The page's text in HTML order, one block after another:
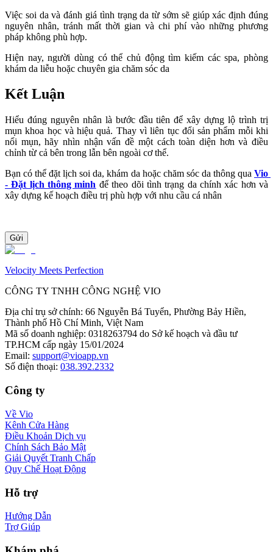
Việc soi da và đánh giá tình trạng da từ sớm sẽ giúp xác định đúng
nguyên nhân, tránh mất thời gian và chi phí vào những phương
pháp không phù hợp.
Hiện nay, người dùng có thể chủ động tìm kiếm các spa, phòng
khám da liễu hoặc chuyên gia chăm sóc da
Kết Luận
Hiểu đúng nguyên nhân là bước đầu tiên để xây dựng lộ trình trị
mụn khoa học và hiệu quả. Thay vì liên tục đổi sản phẩm mỗi khi
nổi mụn, hãy nhìn nhận vấn đề một cách toàn diện hơn và điều
chỉnh từ cả bên trong lẫn bên ngoài cơ thể.
Bạn có thể đặt lịch soi da, khám da hoặc chăm sóc da thông qua Vio
- Đặt lịch thông minh để theo dõi tình trạng da chính xác hơn và
xây dựng kế hoạch điều trị phù hợp với nhu cầu cá nhân
Gửi
Velocity Meets Perfection
CÔNG TY TNHH CÔNG NGHỆ VIO
Địa chỉ trụ sở chính: 66 Nguyễn Bá Tuyển, Phường Bảy Hiền,
Thành phố Hồ Chí Minh, Việt Nam
Mã số doanh nghiệp: 0318263794 do Sở kế hoạch và đầu tư
TP.HCM cấp ngày 15/01/2024
Email: support@vioapp.vn
Số điện thoại: 038.392.2332
Công ty
Về Vio
Kênh Cửa Hàng
Điều Khoản Dịch vụ
Chính Sách Bảo Mật
Giải Quyết Tranh Chấp
Quy Chế Hoạt Động
Hỗ trợ
Hướng Dẫn
Trợ Giúp